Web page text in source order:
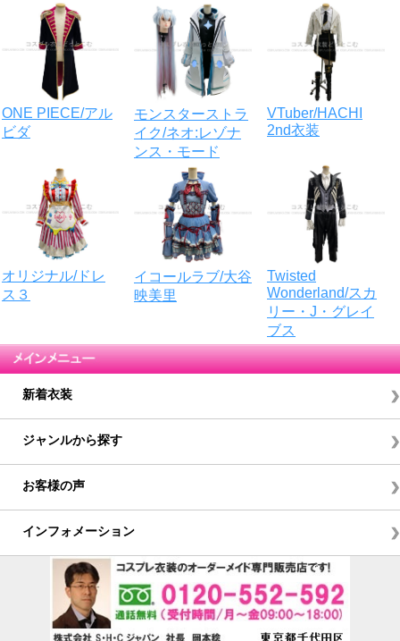
ONE PIECE/アル
ビダ
モンスターストラ
イク/ネオ:レゾナ
ンス・モード
VTuber/HACHI
2nd衣装
オリジナル/ドレ
ス３
イコールラブ/大谷
映美里
Twisted
Wonderland/スカ
リー・J・グレイ
ブス
新着衣装
ジャンルから探す
お客様の声
インフォメーション